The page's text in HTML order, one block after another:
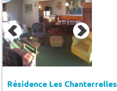
Résidence Les Chanterrelles